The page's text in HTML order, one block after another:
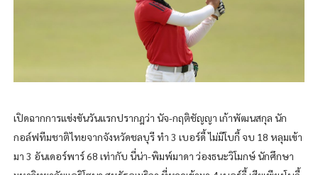
เปิดฉากการแข่งขันวันแรกปรากฎว่า นัจ-กฤติชัญญา เก้าพัฒนสกุล นัก
กอล์ฟทีมชาติไทยจากจังหวัดชลบุรี ทำ 3 เบอร์ดี้ ไม่มีโบกี้ จบ 18 หลุมเข้า
มา 3 อันเดอร์พาร์ 68 เท่ากับ นี่น่า-พิมพ์มาดา ว่องธนะวิโมกษ์ นักศึกษา